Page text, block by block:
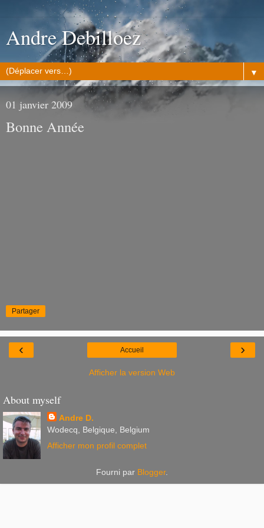
Andre Debilloez
▼
01 janvier 2009
Bonne Année
Partager
‹ ›
Accueil
Afficher la version Web
About myself
Andre D.
Wodecq, Belgique, Belgium
Afficher mon profil complet
Fourni par Blogger.